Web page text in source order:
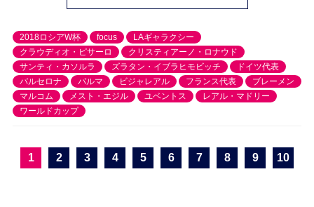
2018ロシアW杯 focus
LAギャラクシー
クラウディオ・ピサーロ
クリスティアーノ・ロナウド
サンティ・カソルラ
ズラタン・イブラヒモビッチ
ドイツ代表
バルセロナ
パルマ ビジャレアル フランス代表
ブレーメン
マルコム
メスト・エジル ユベントス
レアル・マドリー
ワールドカップ
1 2 3 4 5 6 7 8 9 10